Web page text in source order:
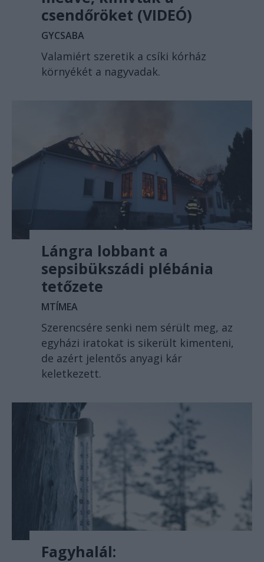
csendőröket (VIDEÓ)
GYCSABA
Valamiért szeretik a csíki kórház
környékét a nagyvadak.
Lángra lobbant a
sepsibükszádi plébánia
tetőzete
MTÍMEA
Szerencsére senki nem sérült meg, az
egyházi iratokat is sikerült kimenteni,
de azért jelentős anyagi kár
keletkezett.
Fagyhalál: